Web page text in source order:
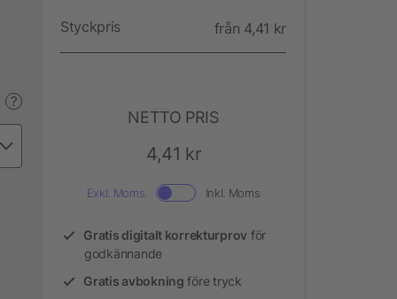
?
Styckpris från 4,41 kr
NETTO PRIS
4,41 kr
Exkl. Moms. Inkl. Moms
Gratis digitalt korrekturprov för
godkännande
Gratis avbokning före tryck